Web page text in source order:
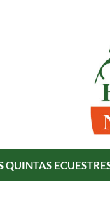
QUINTAS